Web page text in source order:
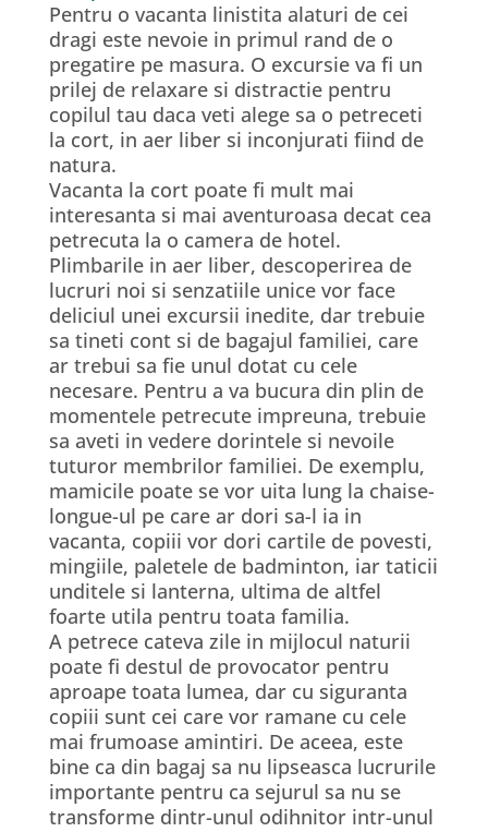
Pentru o vacanta linistita alaturi de cei
dragi este nevoie in primul rand de o
pregatire pe masura. O excursie va fi un
prilej de relaxare si distractie pentru
copilul tau daca veti alege sa o petreceti
la cort, in aer liber si inconjurati fiind de
natura.
Vacanta la cort poate fi mult mai
interesanta si mai aventuroasa decat cea
petrecuta la o camera de hotel.
Plimbarile in aer liber, descoperirea de
lucruri noi si senzatiile unice vor face
deliciul unei excursii inedite, dar trebuie
sa tineti cont si de bagajul familiei, care
ar trebui sa fie unul dotat cu cele
necesare. Pentru a va bucura din plin de
momentele petrecute impreuna, trebuie
sa aveti in vedere dorintele si nevoile
tuturor membrilor familiei. De exemplu,
mamicile poate se vor uita lung la chaise-
longue-ul pe care ar dori sa-l ia in
vacanta, copiii vor dori cartile de povesti,
mingiile, paletele de badminton, iar taticii
unditele si lanterna, ultima de altfel
foarte utila pentru toata familia.
A petrece cateva zile in mijlocul naturii
poate fi destul de provocator pentru
aproape toata lumea, dar cu siguranta
copiii sunt cei care vor ramane cu cele
mai frumoase amintiri. De aceea, este
bine ca din bagaj sa nu lipseasca lucrurile
importante pentru ca sejurul sa nu se
transforme dintr-unul odihnitor intr-unul